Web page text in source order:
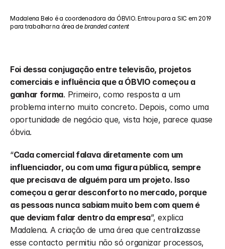
Madalena Belo é a coordenadora da ÓBVIO. Entrou para a SIC em 2019
para trabalhar na área de branded content
Foi dessa conjugação entre televisão, projetos
comerciais e influência que a ÓBVIO começou a
ganhar forma. Primeiro, como resposta a um
problema interno muito concreto. Depois, como uma
oportunidade de negócio que, vista hoje, parece quase
óbvia.
“Cada comercial falava diretamente com um
influenciador, ou com uma figura pública, sempre
que precisava de alguém para um projeto. Isso
começou a gerar desconforto no mercado, porque
as pessoas nunca sabiam muito bem com quem é
que deviam falar dentro da empresa”, explica
Madalena. A criação de uma área que centralizasse
esse contacto permitiu não só organizar processos,